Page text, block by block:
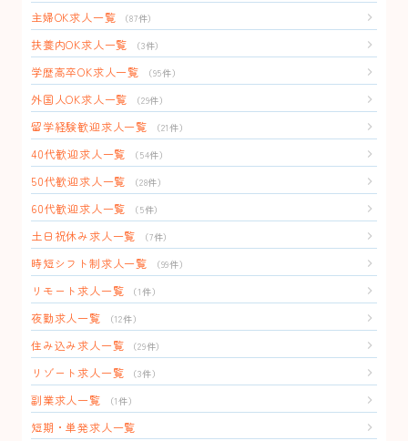
主婦OK求人一覧 （87件）
扶養内OK求人一覧 （3件）
学歴高卒OK求人一覧 （95件）
外国人OK求人一覧 （29件）
留学経験歓迎求人一覧 （21件）
40代歓迎求人一覧 （54件）
50代歓迎求人一覧 （28件）
60代歓迎求人一覧 （5件）
土日祝休み求人一覧 （7件）
時短シフト制求人一覧 （99件）
リモート求人一覧 （1件）
夜勤求人一覧 （12件）
住み込み求人一覧 （29件）
リゾート求人一覧 （3件）
副業求人一覧 （1件）
短期・単発求人一覧